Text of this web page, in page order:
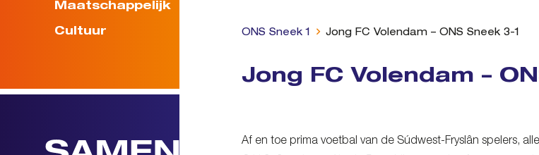
Maatschappelijk
Cultuur ONS Sneek 1 Jong FC Volendam – ONS Sneek 3-1
Jong FC Volendam –
Af en toe prima voetbal van de Súdwest-Fryslân spelers,